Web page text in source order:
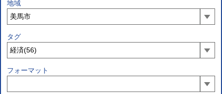
地域
タグ
フォーマット